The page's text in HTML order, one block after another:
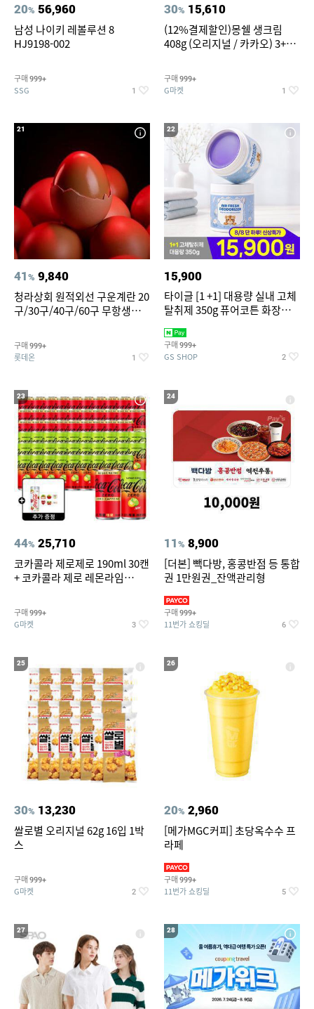
20% 56,960
남성 나이키 레볼루션 8
HJ9198-002
구매 999+
SSG 1
30% 15,610
(12%결제할인)몽쉘 생크림
408g (오리지널 / 카카오) 3+1
구매 999+
G마켓 1
21
41% 9,840
청라상회 원적외선 구운계란 20
구/30구/40구/60구 무항생제
구매 999+
롯데온 1
22
15,900
타이글 [1 +1] 대용량 실내 고체
탈취제 350g 퓨어코튼 화장실
구매 999+
GS SHOP 2
23
44% 25,710
코카콜라 제로제로 190ml 30캔
+ 코카콜라 제로 레몬라임
티커 세트
구매 999+
G마켓 3
24
11% 8,900
[더본] 빽다방, 홍콩반점 등 통합
권 1만원권_잔액관리형
구매 999+
11번가 쇼킹딜 6
25
30% 13,230
쌀로별 오리지널 62g 16입 1박
스
구매 999+
G마켓 2
26
20% 2,960
[메가MGC커피] 초당옥수수 프
라페
구매 999+
11번가 쇼킹딜 5
27 28